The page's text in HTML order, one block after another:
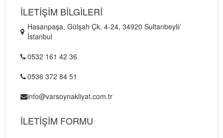
İLETİŞİM BİLGİLERİ
Hasanpaşa, Gülşah Çk. 4-24, 34920 Sultanbeyli/
İstanbul
0532 161 42 36
0536 372 84 51
info@varsoynakliyat.com.tr
İLETİŞİM FORMU